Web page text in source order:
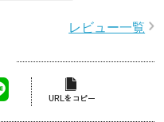
レビュー一覧